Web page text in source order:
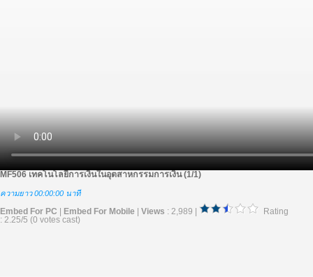
MF506 เทคโนโลยีการเงินในอุตสาหกรรมการเงิน (1/1)
ความยาว 00:00:00 นาที
Embed For PC Embed For Mobile Views : 2,989 |
Rating
: 2.25/5 (0 votes cast)